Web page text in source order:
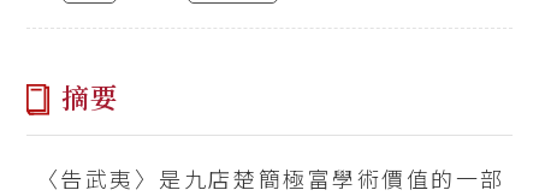
摘要
〈告武夷〉是九店楚簡極富學術價值的一部